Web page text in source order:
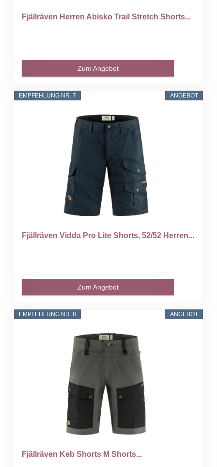
Fjällräven Herren Abisko Trail Stretch Shorts...
Zum Angebot
ANGEBOT
EMPFEHLUNG NR. 7
Fjällräven Vidda Pro Lite Shorts, 52/52 Herren...
Zum Angebot
ANGEBOT
EMPFEHLUNG NR. 8
Fjällräven Keb Shorts M Shorts...